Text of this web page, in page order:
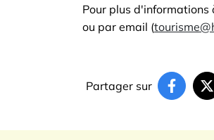
Pour plus
ou par email (
Partager sur